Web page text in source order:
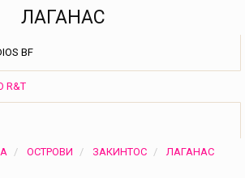
ЛАГАНАС
BF
R&T
ОСТРОВИ ЗАКИНТОС ЛАГАНАС